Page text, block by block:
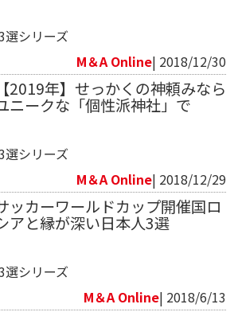
選シリーズ
M＆A Online| 2018/12/30
【2019年】せっかくの神頼みなら
ニークな「個性派神社」で
選シリーズ
M＆A Online| 2018/12/29
ッカーワールドカップ開催国ロ
アと縁が深い日本人3選
選シリーズ
M＆A Online| 2018/6/13